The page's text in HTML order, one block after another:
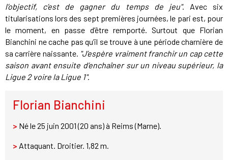
l’objectif, c’est de gagner du temps de jeu". Avec six
titularisations lors des sept premières journées, le pari est, pour
le moment, en passe d’être remporté. Surtout que Florian
Bianchini ne cache pas qu’il se trouve à une période charnière de
sa carrière naissante. "J’espère vraiment franchir un cap cette
saison avant ensuite d’enchaîner sur un niveau supérieur, la
Ligue 2 voire la Ligue 1".
Florian Bianchini
> Né le 25 juin 2001 (20 ans) à Reims (Marne).
> Attaquant. Droitier. 1,82 m.